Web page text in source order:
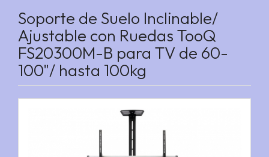
Soporte de Suelo Inclinable/
Ajustable con Ruedas TooQ
FS20300M-B para TV de 60-
100"/ hasta 100kg